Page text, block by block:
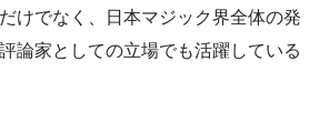
けでなく、日本マジック界全体の発
論家としての立場でも活躍している